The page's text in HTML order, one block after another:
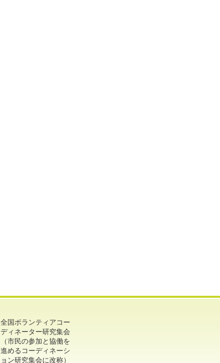
全国ボランティアコー
ディネーター研究集会
（市民の参加と協働を
進めるコーディネーシ
ョン研究集会に改称）